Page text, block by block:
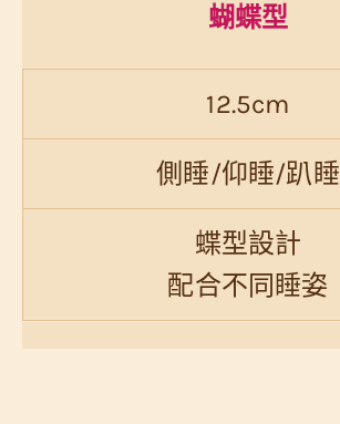
蝴蝶型
12.5cm
側睡/仰睡/趴睡
蝶型設計
配合不同睡姿